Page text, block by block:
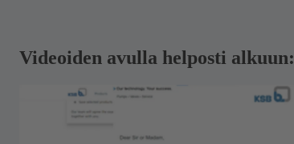
Videoiden avulla helposti alkuun: